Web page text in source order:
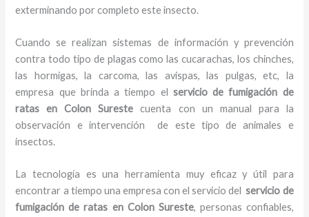
exterminando por completo este insecto.
Cuando se realizan sistemas de información y prevención
contra todo tipo de plagas como las cucarachas, los chinches,
las hormigas, la carcoma, las avispas, las pulgas, etc, la
empresa que brinda a tiempo el servicio de fumigación de
ratas en Colon Sureste cuenta con un manual para la
observación e intervención de este tipo de animales e
insectos.
La tecnología es una herramienta muy eficaz y útil para
encontrar a tiempo una empresa con el servicio delservicio de
fumigación de ratas en Colon Sureste, personas confiables,